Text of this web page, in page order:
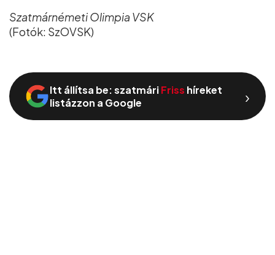
Szatmárnémeti Olimpia VSK
(Fotók: SzOVSK)
Itt állítsa be: szatmáriFriss híreket
listázzon a Google
›